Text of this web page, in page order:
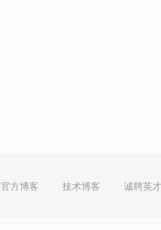
官方博客 技术博客 诚聘英才